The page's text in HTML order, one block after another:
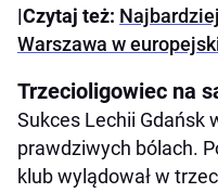
|Czytaj też:
Warszawa w
Trzecioligowiec na
Sukces Lechii Gdańsk
prawdziwych bólach.
klub wylądował w